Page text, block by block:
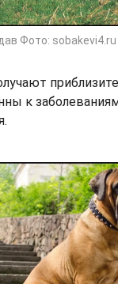
Фото: sobakevi4.ru
к